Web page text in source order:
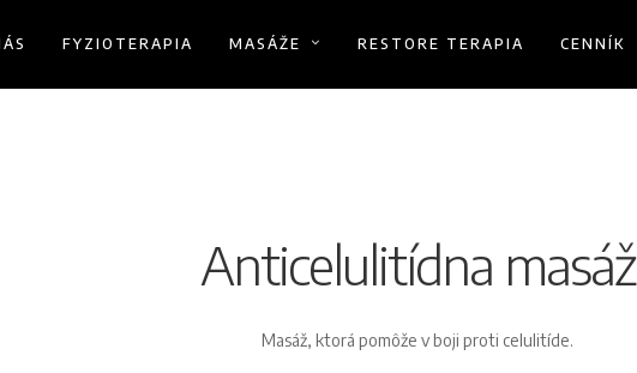
FYZIOTERAPIA MASÁŽE RESTORE TERAPIA CENNÍK
Anticelulitídna masáž
Masáž, ktorá pomôže v boji proti celulitíde.